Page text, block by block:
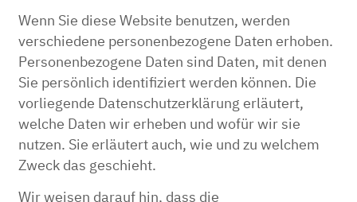
Wenn Sie diese Website benutzen, werden
verschiedene personenbezogene Daten erhoben.
Personenbezogene Daten sind Daten, mit denen
Sie persönlich identifiziert werden können. Die
vorliegende Datenschutzerklärung erläutert,
welche Daten wir erheben und wofür wir sie
nutzen. Sie erläutert auch, wie und zu welchem
Zweck das geschieht.
Wir weisen darauf hin, dass die